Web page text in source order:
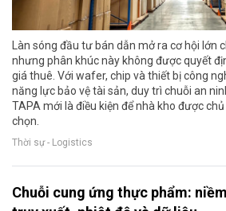
Làn sóng đầu tư bán dẫn mở ra cơ hội lớn
nhưng phân khúc này không được quyết
giá thuê. Với wafer, chip và thiết bị công
năng lực bảo vệ tài sản, duy trì chuỗi an
TAPA mới là điều kiện để nhà kho được
chọn.
Thời sự - Logistics
Chuỗi cung ứng thực phẩm: